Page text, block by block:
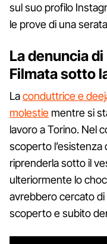
sul suo profilo
le prove di una
La denuncia
Filmata sotto
Laconduttrice e
molestie mentre si
lavoro a Torino. Nel
scoperto l’esistenza
riprenderla sotto il
ulteriormente lo
avrebbero cercato
scoperto e subito